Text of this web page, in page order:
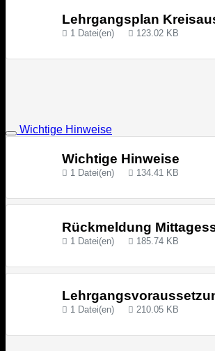
Lehrgangsplan
1 Datei(en) 123.02 KB
Wichtige Hinweise
Wichtige Hinweise
1 Datei(en) 134.41 KB
Rückmeldung
1 Datei(en) 185.74 KB
1 Datei(en) 210.05 KB